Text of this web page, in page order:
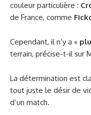
couleur particulière :
de France, comme
Cependant, il n’y a «
terrain, précise-t-il sur
La détermination est
tout juste le désir de
d’un match.